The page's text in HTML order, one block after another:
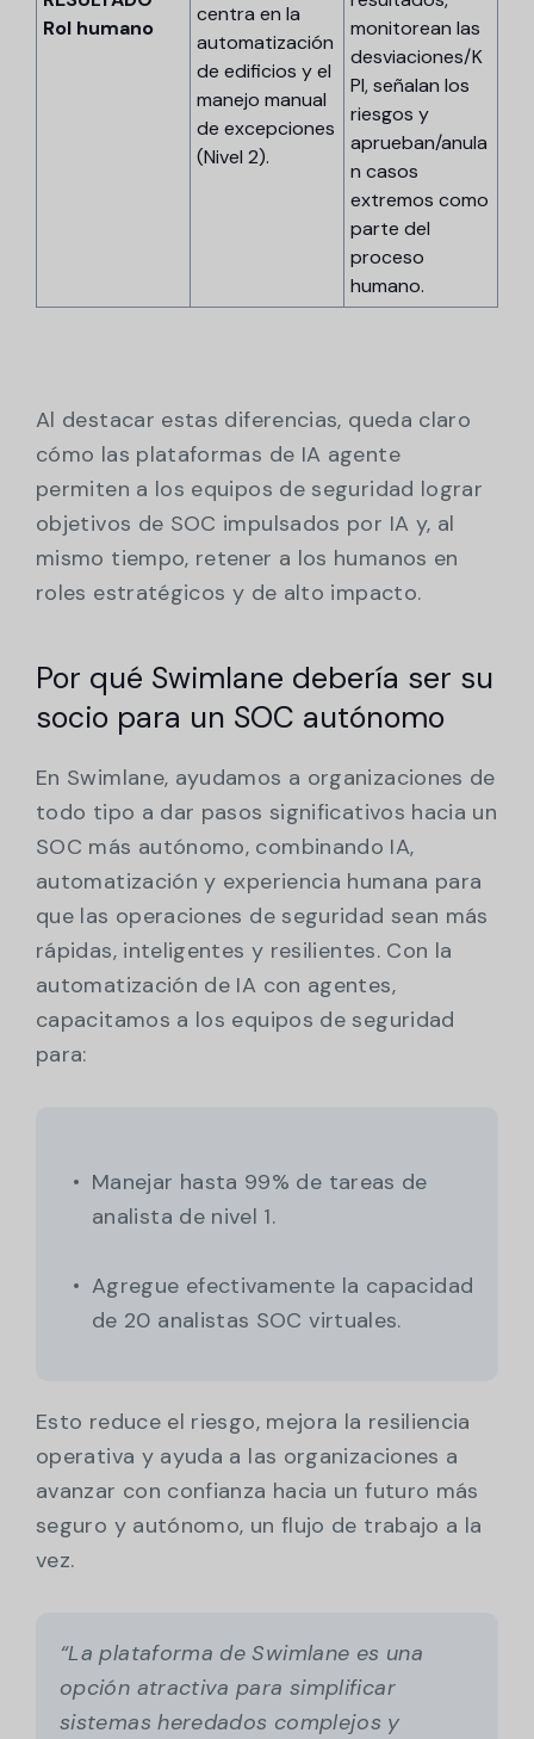
Rol humano
centra en la
automatización
de edificios y el
manejo manual
de excepciones
(Nivel 2).
monitorean las
desviaciones/K
PI, señalan los
riesgos y
aprueban/anula
n casos
extremos como
parte del
proceso
humano.
Al destacar estas diferencias, queda claro
cómo las plataformas de IA agente
permiten a los equipos de seguridad lograr
objetivos de SOC impulsados por IA y, al
mismo tiempo, retener a los humanos en
roles estratégicos y de alto impacto.
Por qué Swimlane debería ser su
socio para un SOC autónomo
En Swimlane, ayudamos a organizaciones de
todo tipo a dar pasos significativos hacia un
SOC más autónomo, combinando IA,
automatización y experiencia humana para
que las operaciones de seguridad sean más
rápidas, inteligentes y resilientes. Con la
automatización de IA con agentes,
capacitamos a los equipos de seguridad
para:
Manejar hasta 99% de tareas de
analista de nivel 1.
Agregue efectivamente la capacidad
de 20 analistas SOC virtuales.
Esto reduce el riesgo, mejora la resiliencia
operativa y ayuda a las organizaciones a
avanzar con confianza hacia un futuro más
seguro y autónomo, un flujo de trabajo a la
vez.
“La plataforma de Swimlane es una
opción atractiva para simplificar
sistemas heredados complejos y